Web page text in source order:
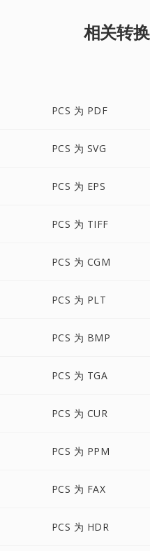
相关转换
PCS 为 PDF
PCS 为 SVG
PCS 为 EPS
PCS 为 TIFF
PCS 为 CGM
PCS 为 PLT
PCS 为 BMP
PCS 为 TGA
PCS 为 CUR
PCS 为 PPM
PCS 为 FAX
PCS 为 HDR